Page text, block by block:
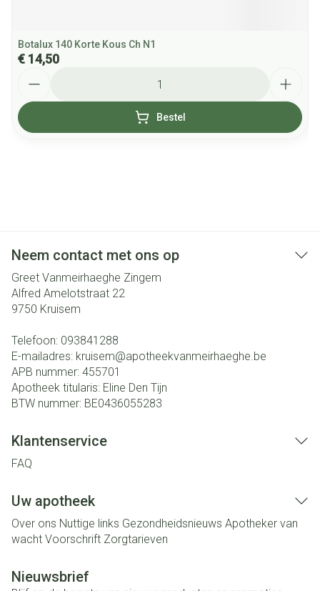
Botalux 140 Korte Kous Ch N1
€ 14,50
Bestel
Neem contact met ons op
Greet Vanmeirhaeghe Zingem
Alfred Amelotstraat 22
9750 Kruisem
Telefoon: 093841288
E-mailadres: kruisem@apotheekvanmeirhaeghe.be
APB nummer: 455701
Apotheek titularis: Eline Den Tijn
BTW nummer: BE0436055283
Klantenservice
FAQ
Uw apotheek
Over ons Nuttige links Gezondheidsnieuws Apotheker van
wacht Voorschrift Zorgtarieven
Nieuwsbrief